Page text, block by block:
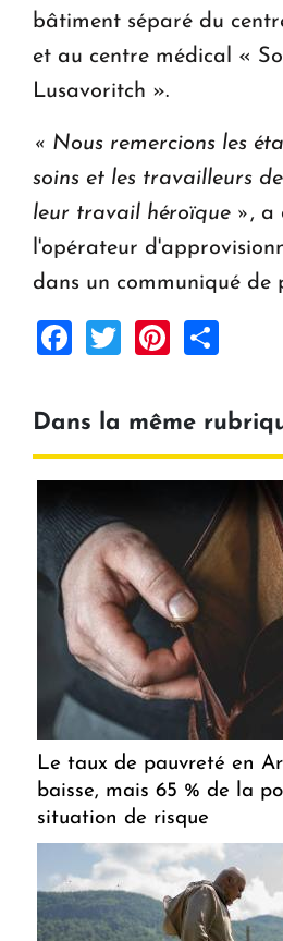
bâtiment séparé du
et au centre médical «
Lusavoritch ».
« Nous remercions les
soins et les travailleurs
leur travail héroïque », a
l'opérateur
dans un communiqué de
Facebook
Twitter
Dans la même
Le taux de pauvreté en
baisse, mais 65 % de la
situation de risque